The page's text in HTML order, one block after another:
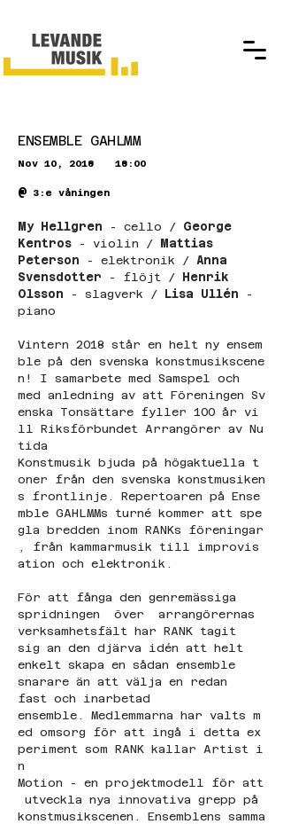
ENSEMBLE GAHLMM
Nov 10, 2018 18:00
@ 3:e våningen
My Hellgren - cello / George
Kentros - violin /
Mattias
Peterson - elektronik / Anna
Svensdotter - flöjt /
Henrik
Olsson - slagverk / Lisa Ullén
-
piano
Vintern 2018 står en helt ny ensem
ble på den svenska konstmusikscene
n! I samarbete med Samspel och
med anledning av att Föreningen Sv
enska Tonsättare fyller 100 år vi
ll Riksförbundet Arrangörer av Nu
tida
Konstmusik bjuda på högaktuella t
oner från den svenska konstmusiken
s frontlinje. Repertoaren på Ense
mble GAHLMMs turné kommer att spe
gla bredden inom RANKs föreningar
, från kammarmusik till improvis
ation och elektronik.
För att fånga den genremässiga
spridningen  över  arrangörernas
verksamhetsfält har RANK tagit
sig an den djärva idén att helt
enkelt skapa en sådan ensemble
snarare än att välja en redan
fast och inarbetad
ensemble. Medlemmarna har valts m
ed omsorg för att ingå i detta ex
periment som RANK kallar Artist i
n
Motion - en projektmodell för att
utveckla nya innovativa grepp på
konstmusikscenen. Ensemblens samma